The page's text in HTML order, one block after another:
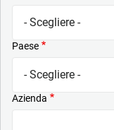
Paese
Azienda